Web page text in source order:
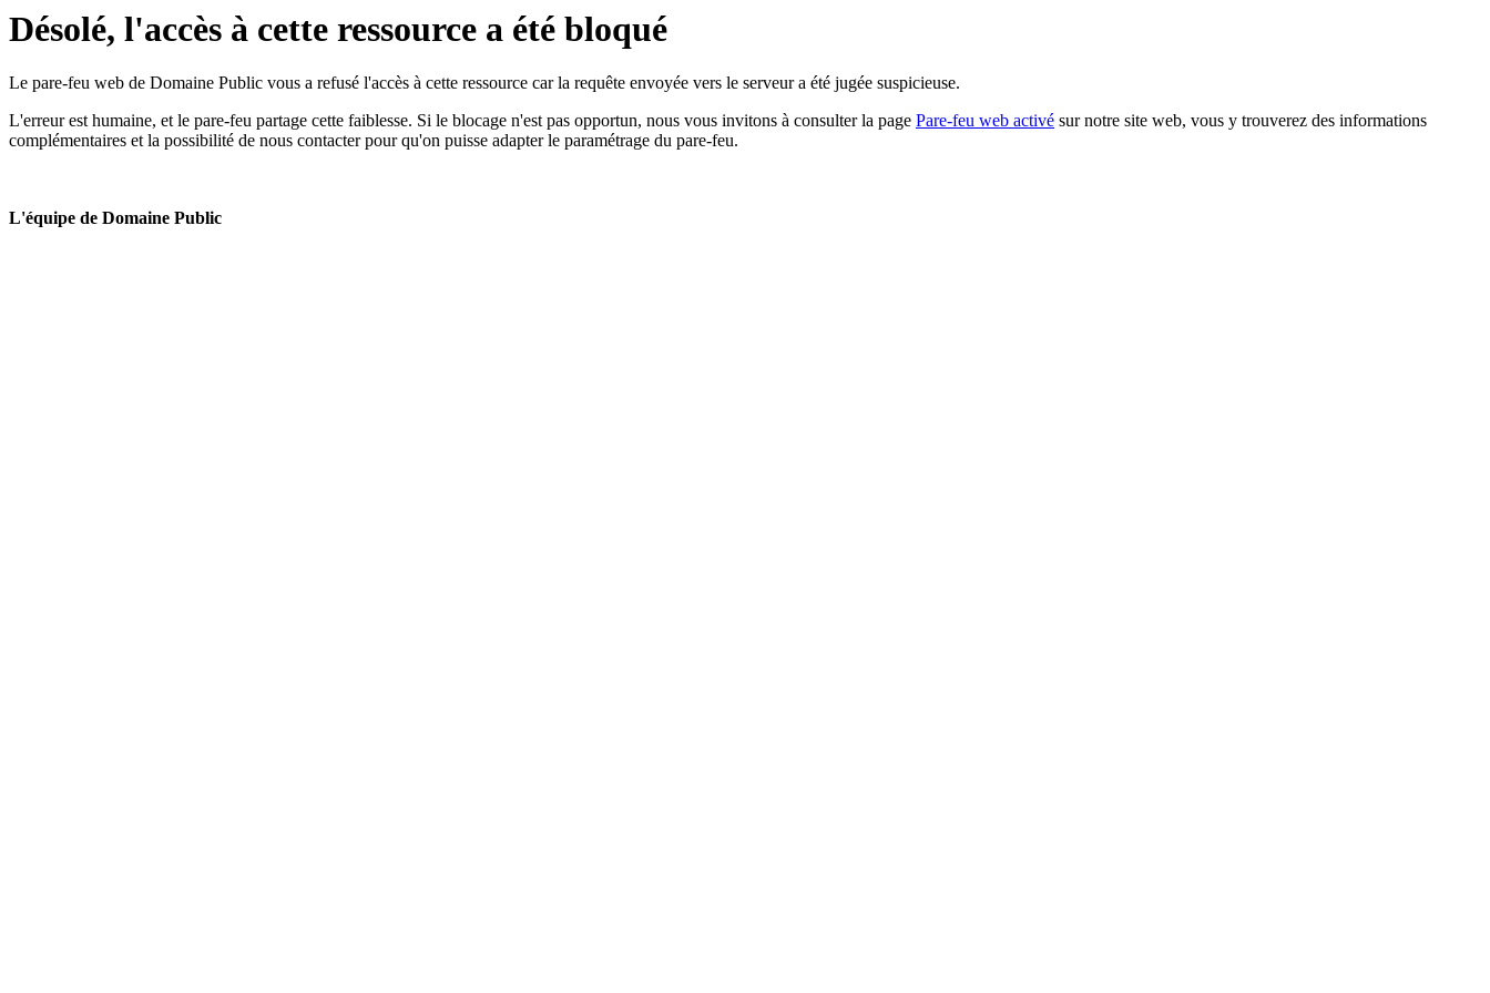
Désolé, l'accès à cette ressource a été bloqué
Le pare-feu web de Domaine Public vous a refusé l'accès à cette ressource car la requête envoyée vers le serveur a été jugée suspicieuse.
L'erreur est humaine, et le pare-feu partage cette faiblesse. Si le blocage n'est pas opportun, nous vous invitons à consulter la page Pare-feu web activé sur notre site web, vous y trouverez des informations
complémentaires et la possibilité de nous contacter pour qu'on puisse adapter le paramétrage du pare-feu.
L'équipe de Domaine Public